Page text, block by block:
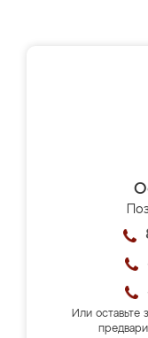
Или оставьте